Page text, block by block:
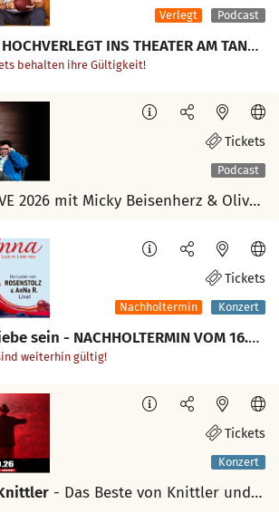
Down Set Talk! - HOCHVERLEGT INS THEATER AM TANZBRUNNEN
behalten ihre Gültigkeit!
Verlegt Podcast
2026 mit Micky Beisenherz & Oliver Polak
Tickets
Podcast
Anna - Lass es Liebe sein - NACHHOLTERMIN VOM 16.05.26
weiterhin gültig!
Tickets
Nachholtermin Konzert
- Das Beste von Knittler und P/op Kölsch
Tickets
Konzert